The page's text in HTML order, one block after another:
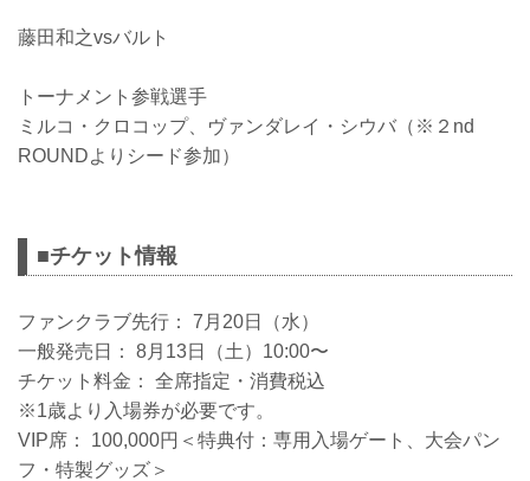
藤田和之vsバルト
トーナメント参戦選手
ミルコ・クロコップ、ヴァンダレイ・シウバ（※２nd
ROUNDよりシード参加）
■チケット情報
ファンクラブ先行： 7月20日（水）
一般発売日： 8月13日（土）10:00〜
チケット料金： 全席指定・消費税込
※1歳より入場券が必要です。
VIP席： 100,000円＜特典付：専用入場ゲート、大会パン
フ・特製グッズ＞